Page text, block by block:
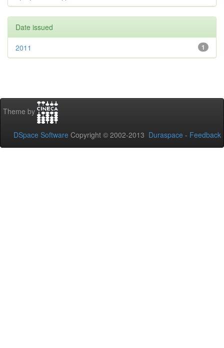
Date issued
1
2011
Theme by
DSpace Software Copyright © 2002-2013 Duraspace - Feedback